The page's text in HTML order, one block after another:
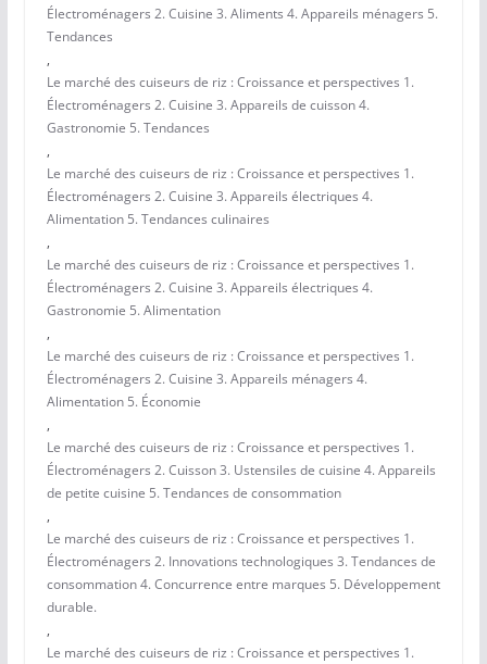
Électroménagers 2. Cuisine 3. Aliments 4. Appareils ménagers 5.
Tendances
,
Le marché des cuiseurs de riz : Croissance et perspectives 1.
Électroménagers 2. Cuisine 3. Appareils de cuisson 4.
Gastronomie 5. Tendances
,
Le marché des cuiseurs de riz : Croissance et perspectives 1.
Électroménagers 2. Cuisine 3. Appareils électriques 4.
Alimentation 5. Tendances culinaires
,
Le marché des cuiseurs de riz : Croissance et perspectives 1.
Électroménagers 2. Cuisine 3. Appareils électriques 4.
Gastronomie 5. Alimentation
,
Le marché des cuiseurs de riz : Croissance et perspectives 1.
Électroménagers 2. Cuisine 3. Appareils ménagers 4.
Alimentation 5. Économie
,
Le marché des cuiseurs de riz : Croissance et perspectives 1.
Électroménagers 2. Cuisson 3. Ustensiles de cuisine 4. Appareils
de petite cuisine 5. Tendances de consommation
,
Le marché des cuiseurs de riz : Croissance et perspectives 1.
Électroménagers 2. Innovations technologiques 3. Tendances de
consommation 4. Concurrence entre marques 5. Développement
durable.
,
Le marché des cuiseurs de riz : Croissance et perspectives 1.